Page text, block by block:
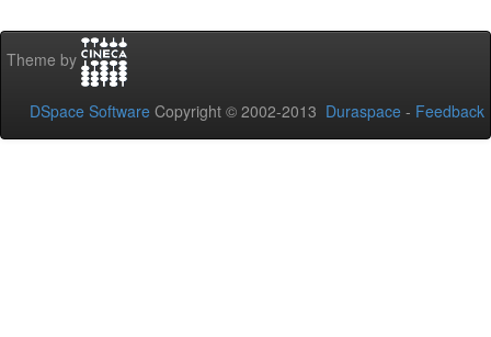
Theme by
DSpace Software Copyright © 2002-2013 Duraspace - Feedback